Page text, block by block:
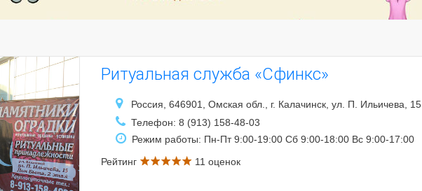
Ритуальная служба «Сфинкс»
Россия, 646901, Омская обл., г. Калачинск, ул. П. Ильичева, 15
Телефон: 8 (913) 158-48-03
Режим работы: Пн-Пт 9:00-19:00 Сб 9:00-18:00 Вс 9:00-17:00
Рейтинг
11 оценок